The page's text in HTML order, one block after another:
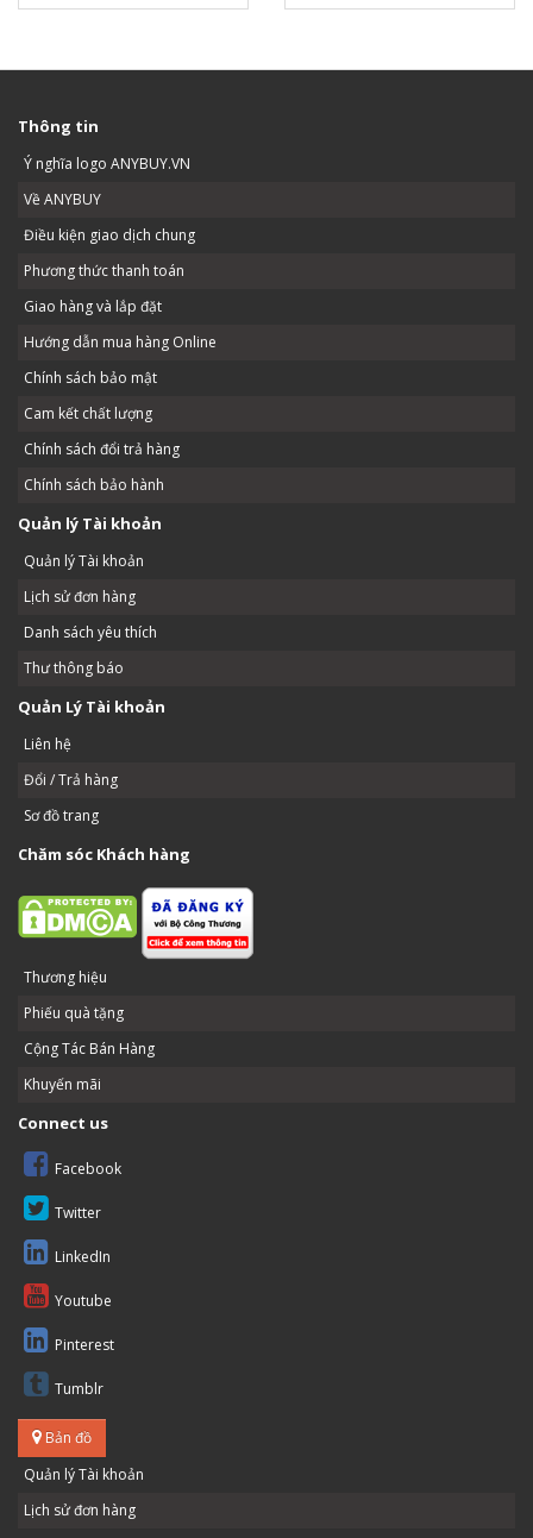
Thông tin
Ý nghĩa logo ANYBUY.VN
Về ANYBUY
Điều kiện giao dịch chung
Phương thức thanh toán
Giao hàng và lắp đặt
Hướng dẫn mua hàng Online
Chính sách bảo mật
Cam kết chất lượng
Chính sách đổi trả hàng
Chính sách bảo hành
Quản lý Tài khoản
Quản lý Tài khoản
Lịch sử đơn hàng
Danh sách yêu thích
Thư thông báo
Quản Lý Tài khoản
Liên hệ
Đổi / Trả hàng
Sơ đồ trang
Chăm sóc Khách hàng
Thương hiệu
Phiếu quà tặng
Cộng Tác Bán Hàng
Khuyến mãi
Connect us
Facebook
Twitter
LinkedIn
Youtube
Pinterest
Tumblr
Bản đồ
Quản lý Tài khoản
Lịch sử đơn hàng